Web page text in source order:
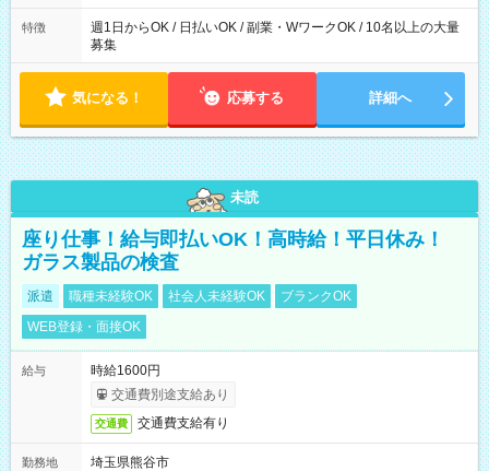
ライベートの予定に 合わせて好きな時など、自由に働けます
特徴
週1日からOK / 日払いOK / 副業・WワークOK / 10名以上の大量
募集
気になる！ 応募する 詳細へ
未読
座り仕事！給与即払いOK！高時給！平日休み！
ガラス製品の検査
派遣 職種未経験OK 社会人未経験OK
ブランクOK
WEB登録・面接OK
給与
時給1600円
交通費別途支給あり
交通費 交通費支給有り
勤務地
埼玉県熊谷市